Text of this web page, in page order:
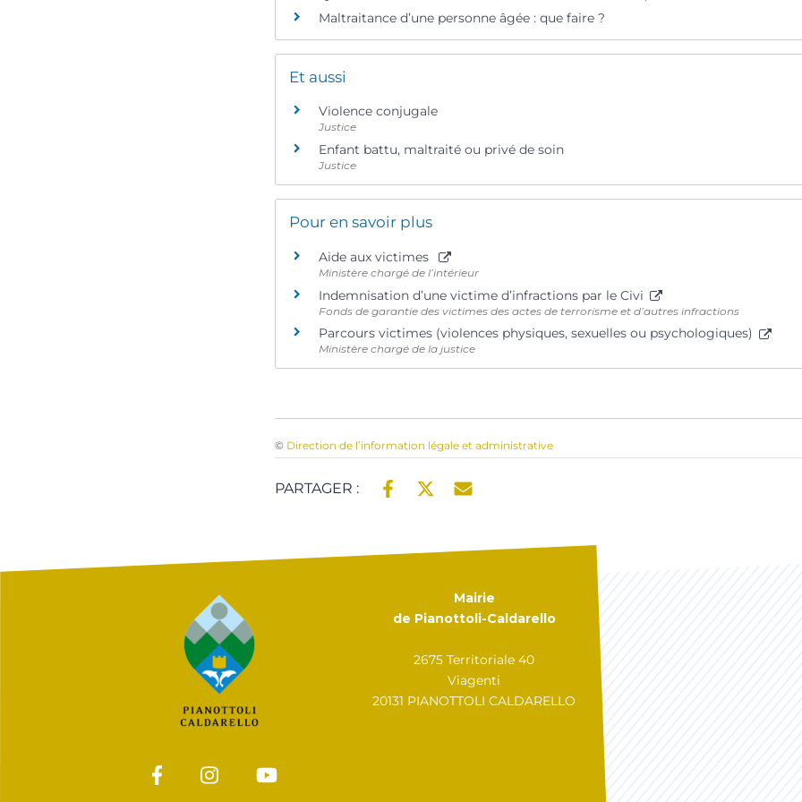
Maltraitance d’une personne âgée : que faire ?
Et aussi
Violence conjugale
Justice
Enfant battu, maltraité ou privé de soin
Justice
Pour en savoir plus
Aide aux victimes
Ministère chargé de l’intérieur
Indemnisation d’une victime d’infractions par le Civi
Fonds de garantie des victimes des actes de terrorisme et d’autres infractions
Parcours victimes (violences physiques, sexuelles ou psychologiques)
Ministère chargé de la justice
© Direction de l’information légale et administrative
PARTAGER :
Mairie
de Pianottoli-Caldarello
2675 Territoriale 40
Viagenti
20131 PIANOTTOLI CALDARELLO